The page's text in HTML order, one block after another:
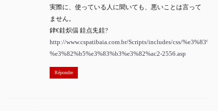
実際に、使っている人に聞いても、悪いことは言って
ません。
銉€銈炽偪 銈点兂銈?
http://www.cspatibaia.com.br/Scripts/includes/css/
%e3%82%b5%e3%83%b3%e3%82%ac2-2556.asp
Répondre